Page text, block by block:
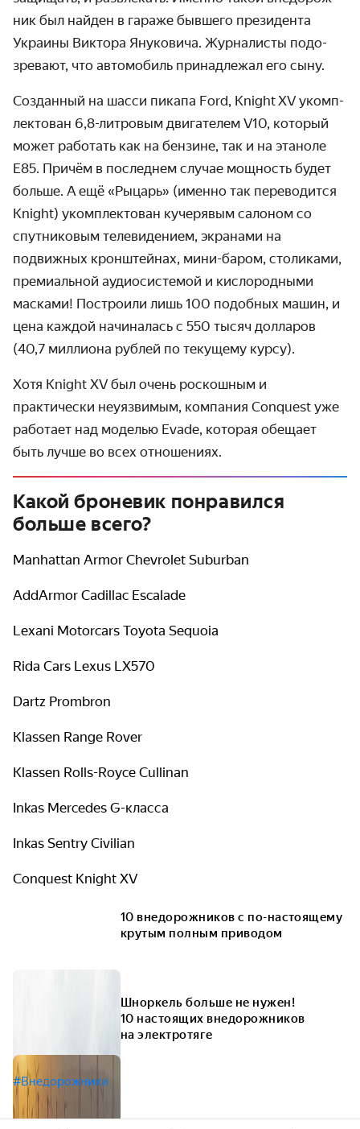
ник был найден в гараже бывшего президента
Украины Виктора Януко­вича. Журналисты подо­
зревают, что авто­мобиль принадлежал его сыну.
Созданный на шасси пикапа Ford, Knight XV укомп­
лектован 6,8-литровым двигателем V10, который
может работать как на бензине, так и на этаноле
Е85. Причём в послед­нем случае мощность будет
больше. А ещё «Рыцарь» (именно так пере­водится
Knight) укомп­лектован кучерявым салоном со
спутниковым теле­видением, экранами на
подвижных крон­штейнах, мини-баром, столиками,
преми­альной аудио­системой и кислород­ными
масками! Построили лишь 100 подобных машин, и
цена каждой начиналась с 550 тысяч долларов
(40,7 миллиона рублей по текущему курсу).
Хотя Knight XV был очень роскошным и
практически неуязвимым, компания Conquest уже
работает над моделью Evade, которая обещает
быть лучше во всех отношениях.
Какой броневик понравился
больше всего?
Manhattan Armor Chevrolet Suburban
AddArmor Cadillac Escalade
Lexani Motorcars Toyota Sequoia
Rida Cars Lexus LX570
Dartz Prombron
Klassen Range Rover
Klassen Rolls-Royce Cullinan
Inkas Mercedes G-класса
Inkas Sentry Civilian
Conquest Knight XV
10 внедорожников с по-настоящему
крутым полным приводом
Шноркель больше не нужен!
10 настоящих внедорожников
на электротяге
#Внедорожники